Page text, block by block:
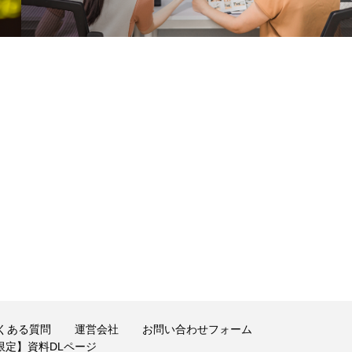
ある質問 運営会社
お問い合わせフォーム
定】資料DLページ